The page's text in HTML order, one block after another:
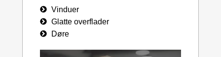
Vinduer
Glatte overflader
Døre